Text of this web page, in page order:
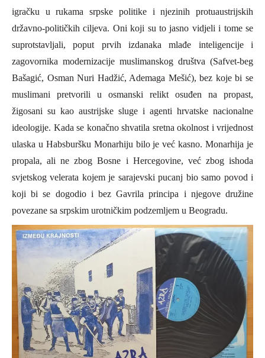
igračku u rukama srpske politike i njezinih protuaustrijskih
državno-političkih ciljeva. Oni koji su to jasno vidjeli i tome se
suprotstavljali, poput prvih izdanaka mlađe inteligencije i
zagovornika modernizacije muslimanskog društva (Safvet-beg
Bašagić, Osman Nuri Hadžić, Ademaga Mešić), bez koje bi se
muslimani pretvorili u osmanski relikt osuđen na propast,
žigosani su kao austrijske sluge i agenti hrvatske nacionalne
ideologije. Kada se konačno shvatila sretna okolnost i vrijednost
ulaska u Habsburšku Monarhiju bilo je već kasno. Monarhija je
propala, ali ne zbog Bosne i Hercegovine, već zbog ishoda
svjetskog velerata kojem je sarajevski pucanj bio samo povod i
koji bi se dogodio i bez Gavrila principa i njegove družine
povezane sa srpskim urotničkim podzemljem u Beogradu.